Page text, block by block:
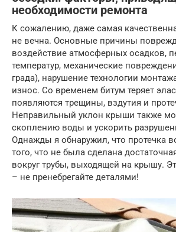
необходимости ремонта
К сожалению, даже самая
не вечна. Основные причины
воздействие атмосферных осадков,
температур, механические
града), нарушение технологии
износ. Со временем битум теряет
появляются трещины, вздутия и
Неправильный уклон крыши также
скоплению воды и ускорить
Однажды я обнаружил, что протечка
того, что не была сделана
вокруг трубы, выходящей на крышу.
– не пренебрегайте деталями!